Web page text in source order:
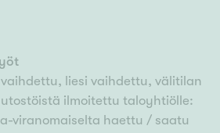
liesi vaihdettu, välitilan
ilmoitettu taloyhtiölle:
viranomaiselta haettu / saatu